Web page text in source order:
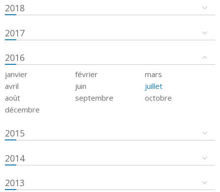
2018
2017
2016
janvier février
mars
avril
juin
juillet
août
septembre
octobre
décembre
2015
2014
2013